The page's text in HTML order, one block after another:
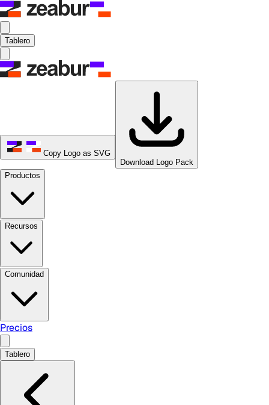
Tablero
Copy Logo as SVG
Download Logo Pack
Productos
Recursos
Comunidad
Precios
Tablero